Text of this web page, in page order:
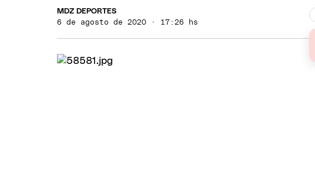
MDZ DEPORTES
6 de agosto de 2020 · 17:26 hs